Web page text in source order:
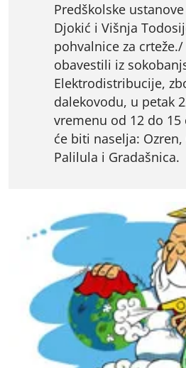
Predškolske
Djokić i Višnja
pohvalnice za
obavestili iz
Elektrodistribucije,
dalekovodu, u petak
vremenu od 12 do 15
će biti naselja:
Palilula i Gradašnica.